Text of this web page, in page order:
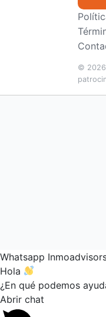
© 2026
Whatsapp
Hola
¿En qué podemos
Abrir chat